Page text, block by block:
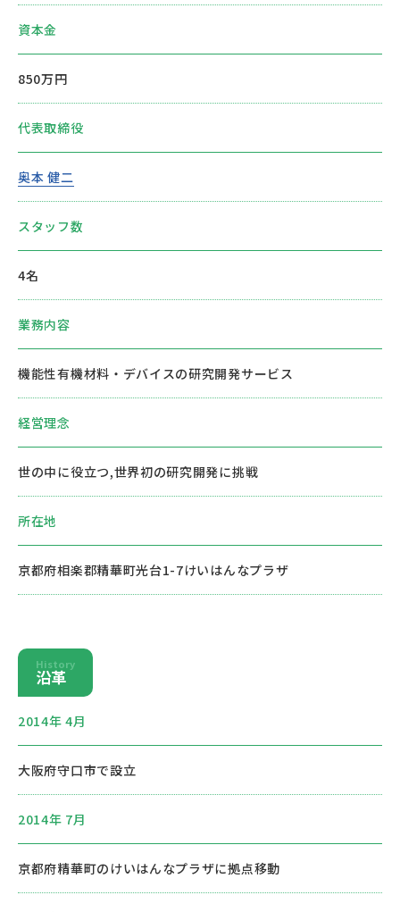
資本金
850万円
代表取締役
奥本 健二
スタッフ数
4名
業務内容
機能性有機材料・デバイスの研究開発サービス
経営理念
世の中に役立つ,世界初の研究開発に挑戦
所在地
京都府相楽郡精華町光台1-7けいはんなプラザ
History
沿革
2014年 4月
大阪府守口市で設立
2014年 7月
京都府精華町のけいはんなプラザに拠点移動